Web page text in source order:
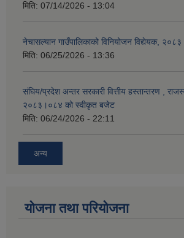
मिति: 07/14/2026 - 13:04
नेचासल्यान गाउँपालिकाको विनियोजन विद्येयक, २०८३
मिति: 06/25/2026 - 13:36
संघिय/प्रदेश अन्तर सरकारी वित्तीय हस्तान्तरण ,
२०८३।०८४ को स्वीकृत बजेट
मिति: 06/24/2026 - 22:11
अन्य
योजना तथा परियोजना